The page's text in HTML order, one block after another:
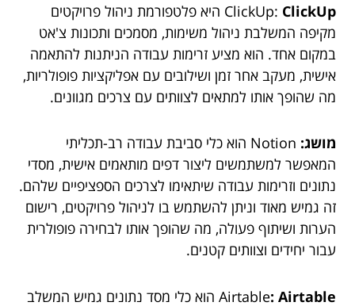
ClickUp: ClickUp
היא פלטפורמת ניהול פרויקטים
מקיפה המשלבת ניהול משימות, מסמכים ותכונות צ'אט
במקום אחד. הוא מציע זרימות עבודה הניתנות להתאמה
אישית, מעקב אחר זמן ושילובים עם אפליקציות פופולריות,
מה שהופך אותו למתאים לצוותים עם צרכים מגוונים.
מושג:
Notion הוא כלי סביבת עבודה רב-תכליתי
המאפשר למשתמשים ליצור דפים מותאמים אישית, מסדי
נתונים וזרימות עבודה שיתאימו לצרכים הספציפיים שלהם.
זה גמיש מאוד וניתן להשתמש בו לניהול פרויקטים, רישום
הערות ושיתוף פעולה, מה שהופך אותו לבחירה פופולרית
עבור יחידים וצוותים קטנים.
Airtable: Airtable
הוא כלי מסד נתונים גמיש המשלב